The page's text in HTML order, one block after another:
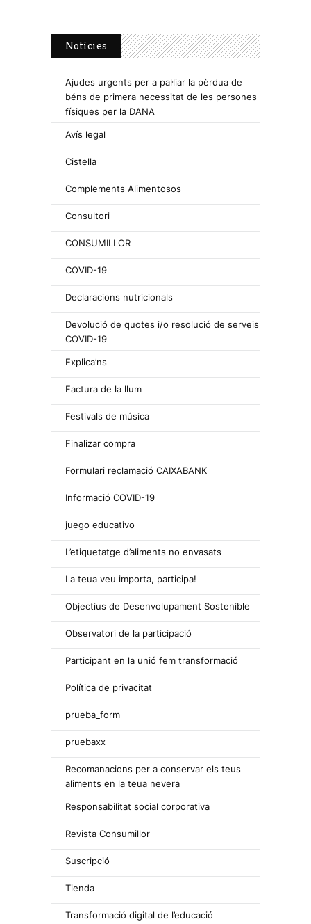
Notícies
Ajudes urgents per a pal·liar la pèrdua de
béns de primera necessitat de les persones
físiques per la DANA
Avís legal
Cistella
Complements Alimentosos
Consultori
CONSUMILLOR
COVID-19
Declaracions nutricionals
Devolució de quotes i/o resolució de serveis
COVID-19
Explica’ns
Factura de la llum
Festivals de música
Finalizar compra
Formulari reclamació CAIXABANK
Informació COVID-19
juego educativo
L’etiquetatge d’aliments no envasats
La teua veu importa, participa!
Objectius de Desenvolupament Sostenible
Observatori de la participació
Participant en la unió fem transformació
Política de privacitat
prueba_form
pruebaxx
Recomanacions per a conservar els teus
aliments en la teua nevera
Responsabilitat social corporativa
Revista Consumillor
Suscripció
Tienda
Transformació digital de l’educació